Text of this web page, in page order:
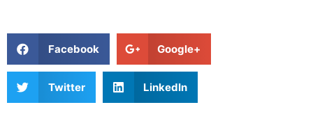
Facebook Google+
Twitter LinkedIn